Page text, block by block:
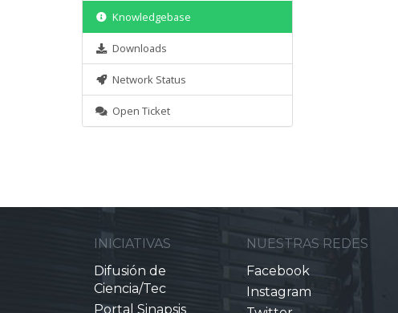
Knowledgebase
Downloads
Network Status
Open Ticket
INICIATIVAS
Difusión de
Ciencia/Tec
Portal Sinapsis
NUESTRAS REDES
Facebook
Instagram